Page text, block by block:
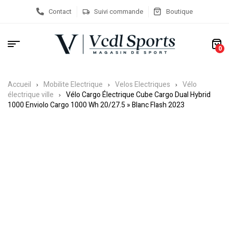
Contact Suivi commande Boutique
0
Accueil Mobilite Electrique Velos Electriques
Vélo
électrique ville
Vélo Cargo Électrique Cube Cargo Dual Hybrid
1000 Enviolo Cargo 1000 Wh 20/27.5 » Blanc Flash 2023